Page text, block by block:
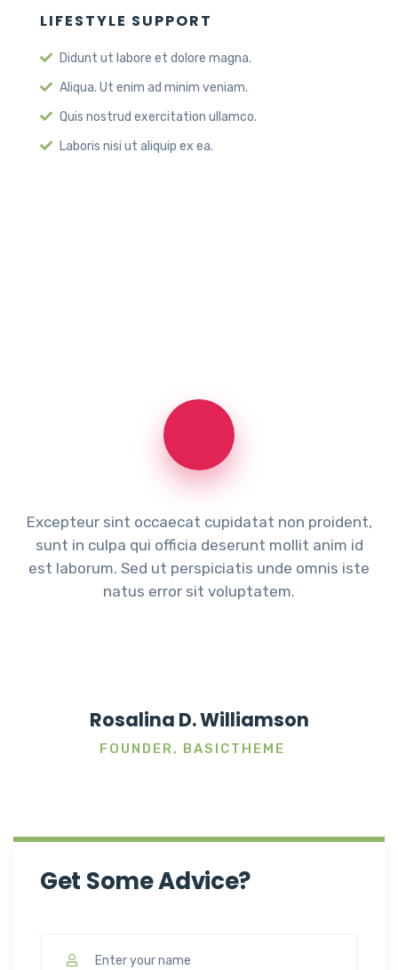
LIFESTYLE SUPPORT
Didunt ut labore et dolore magna.
Aliqua. Ut enim ad minim veniam.
Quis nostrud exercitation ullamco.
Laboris nisi ut aliquip ex ea.
Excepteur sint occaecat cupidatat non proident,
sunt in culpa qui officia deserunt mollit anim id
est laborum. Sed ut perspiciatis unde omnis iste
natus error sit voluptatem.
Rosalina D. Williamson
FOUNDER, BASICTHEME
Get Some Advice?